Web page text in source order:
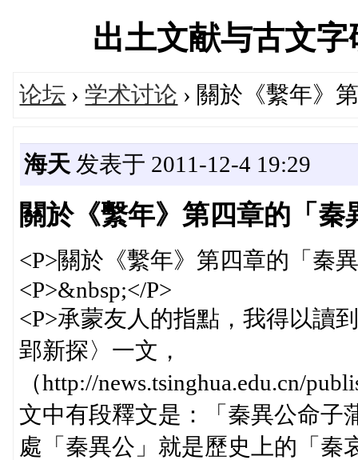
出土文献与古文
论坛 › 学术讨论 › 關於《繫年》
海天 发表于 2011-12-4 19:29
關於《繫年》第四章的「秦
<P>關於《繫年》第四章的「秦
<P>&nbsp;</P>
<P>承蒙友人的指點，我得以讀
郢新探〉一文，
（http://news.tsinghua.edu.cn/
文中有段釋文是：「秦異公命子
處「秦異公」就是歷史上的「秦